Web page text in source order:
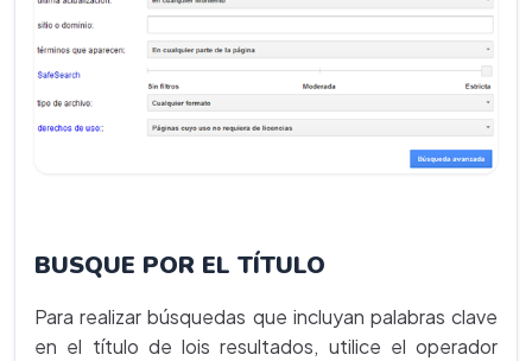
BUSQUE POR EL TÍTULO
Para realizar búsquedas que incluyan palabras clave
en el título de lois resultados, utilice el operador